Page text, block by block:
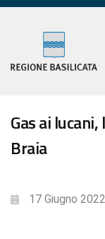
Gas ai
Braia
17 Giugno 2022